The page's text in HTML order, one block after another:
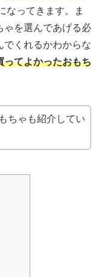
なってきます。ま
ゃを選んであげる必
でくれるかわからな
ってよかったおもち
ちゃも紹介してい